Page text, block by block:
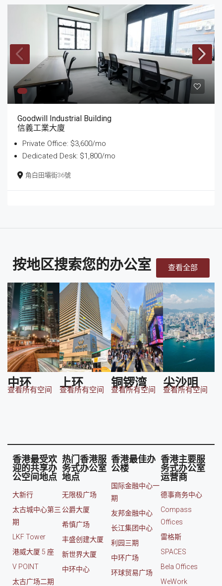
Goodwill Industrial Building
信義工業大廈
Private Office: $3,600/mo
Dedicated Desk: $1,800/mo
角白田壩街36號
按地区搜索您的办公室 查看全部
中环
查看所有空间 上环
查看所有空间 铜锣湾
查看所有空间 尖沙咀
查看所有空间
香港最受欢
迎的共享办
公空间地点
大新行
太古城中心第三
期
LKF Tower
港威大厦 5 座
V POINT
太古广场二期
热门香港服
务式办公室
地点
无限极广场
公爵大厦
希慎广场
丰盛创建大厦
新世界大厦
中环中心
香港最佳办
公楼
国际金融中心一
期
友邦金融中心
长江集团中心
利园三期
中环广场
环球贸易广场
香港主要服
务式办公室
运营商
德事商务中心
Compass
Offices
雷格斯
SPACES
Bela Offices
WeWork